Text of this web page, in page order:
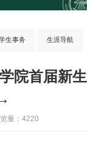
生事务 生涯导航
院首届新生
量：4220